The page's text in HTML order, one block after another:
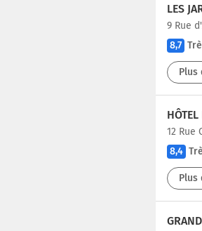
LES
9 Rue
8,7
Plus
HÔTEL
12
8,4
Plus